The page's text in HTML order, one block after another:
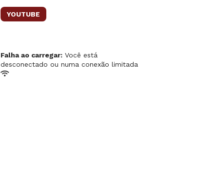
YOUTUBE
Falha ao carregar: Você está
desconectado ou numa conexão limitada